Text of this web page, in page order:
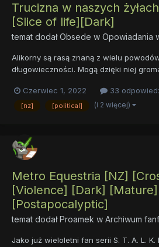
Trucizna w naszych
[Slice of life][Dark]
temat dodałObsede w Opowiadania
Alikorny są rasą znaną z wielu
długowieczności. Mogą dzięki niej
państwo, którym rządzi ta tajemnicza
stabilność i przewidywalność. A jeśli to
Czerwiec 1, 2022 33
[nz] [political] (i 2 więcej)
Metro Equestria [NZ]
[Violence] [Dark] [Mature]
[Postapocalyptic]
temat dodałProamek w Archiwum
Jako już wieloletni fan serii S. T. A. L. K.